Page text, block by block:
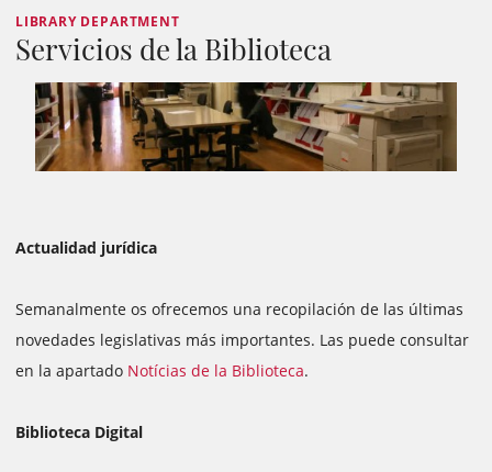
LIBRARY DEPARTMENT
Servicios de la Biblioteca
Actualidad jurídica
Semanalmente os ofrecemos una recopilación de las últimas
novedades legislativas más importantes. Las puede consultar
en la apartado Notícias de la Biblioteca.
Biblioteca Digital